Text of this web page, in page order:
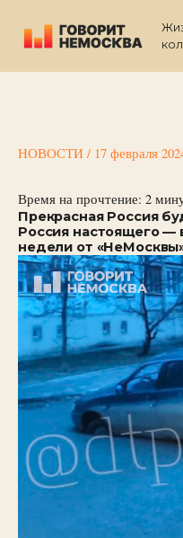
содержимому
НОВОСТИ / 17 февраля
Время на прочтение: 2
Прекрасная Россия
Россия настоящего —
недели от